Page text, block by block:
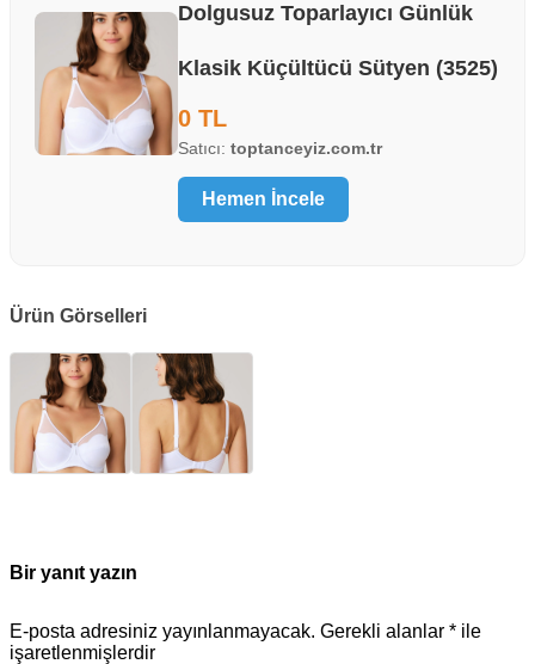
Dolgusuz Toparlayıcı Günlük
Klasik Küçültücü Sütyen (3525)
0 TL
Satıcı: toptanceyiz.com.tr
Hemen İncele
Ürün Görselleri
Bir yanıt yazın
E-posta adresiniz yayınlanmayacak. Gerekli alanlar * ile
işaretlenmişlerdir